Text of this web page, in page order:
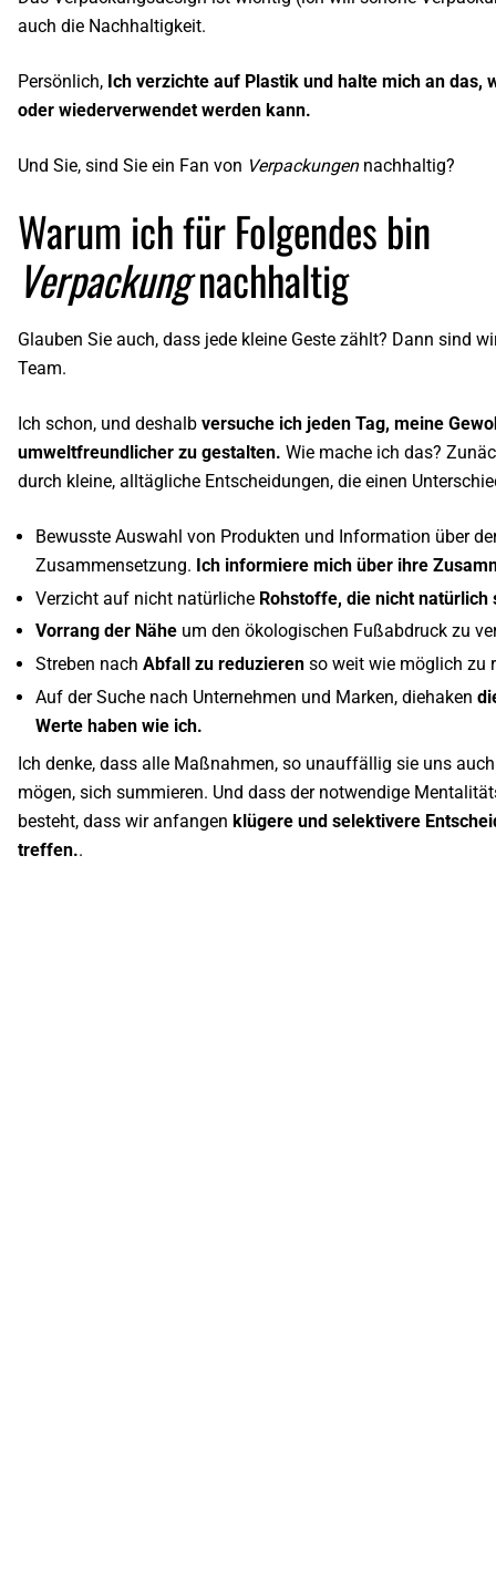
auch die Nachhaltigkeit.
Persönlich, Ich verzichte auf Plastik und halte mich an das,
oder wiederverwendet werden kann.
Und Sie, sind Sie ein Fan von Verpackungen nachhaltig?
Warum ich für Folgendes bin
Verpackungnachhaltig
Glauben Sie auch, dass jede kleine Geste zählt? Dann sind
Team.
Ich schon, und deshalb versuche ich jeden Tag, meine
umweltfreundlicher zu gestalten. Wie mache ich das?
durch kleine, alltägliche Entscheidungen, die einen
Bewusste Auswahl von Produkten und Information über
Zusammensetzung. Ich informiere mich über ihre
Verzicht auf nicht natürliche Rohstoffe, die nicht natürlich
Vorrang der Nähe um den ökologischen Fußabdruck zu
Streben nach Abfall zu reduzieren so weit wie möglich zu
Auf der Suche nach Unternehmen und Marken, diehaken
Werte haben wie ich.
Ich denke, dass alle Maßnahmen, so unauffällig sie uns
mögen, sich summieren. Und dass der notwendige
besteht, dass wir anfangen klügere und selektivere
treffen..